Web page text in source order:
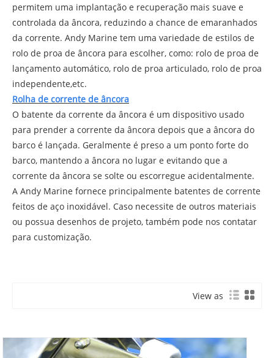
permitem uma implantação e recuperação mais suave e
controlada da âncora, reduzindo a chance de emaranhados
da corrente. Andy Marine tem uma variedade de estilos de
rolo de proa de âncora para escolher, como: rolo de proa de
lançamento automático, rolo de proa articulado, rolo de proa
independente,etc.
Rolha de corrente de âncora
O batente da corrente da âncora é um dispositivo usado
para prender a corrente da âncora depois que a âncora do
barco é lançada. Geralmente é preso a um ponto forte do
barco, mantendo a âncora no lugar e evitando que a
corrente da âncora se solte ou escorregue acidentalmente.
A Andy Marine fornece principalmente batentes de corrente
feitos de aço inoxidável. Caso necessite de outros materiais
ou possua desenhos de projeto, também pode nos contatar
para customização.
View as